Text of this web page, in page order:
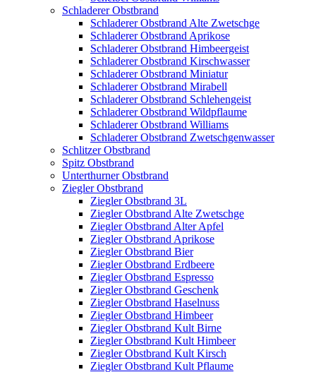
Schladerer Obstbrand
Schladerer Obstbrand Alte Zwetschge
Schladerer Obstbrand Aprikose
Schladerer Obstbrand Himbeergeist
Schladerer Obstbrand Kirschwasser
Schladerer Obstbrand Miniatur
Schladerer Obstbrand Mirabell
Schladerer Obstbrand Schlehengeist
Schladerer Obstbrand Wildpflaume
Schladerer Obstbrand Williams
Schladerer Obstbrand Zwetschgenwasser
Schlitzer Obstbrand
Spitz Obstbrand
Unterthurner Obstbrand
Ziegler Obstbrand
Ziegler Obstbrand 3L
Ziegler Obstbrand Alte Zwetschge
Ziegler Obstbrand Alter Apfel
Ziegler Obstbrand Aprikose
Ziegler Obstbrand Bier
Ziegler Obstbrand Erdbeere
Ziegler Obstbrand Espresso
Ziegler Obstbrand Geschenk
Ziegler Obstbrand Haselnuss
Ziegler Obstbrand Himbeer
Ziegler Obstbrand Kult Birne
Ziegler Obstbrand Kult Himbeer
Ziegler Obstbrand Kult Kirsch
Ziegler Obstbrand Kult Pflaume